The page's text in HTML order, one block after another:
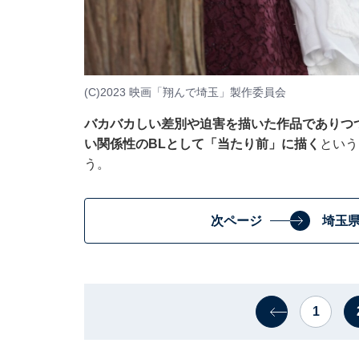
(C)2023 映画「翔んで埼玉」製作委員会
バカバカしい差別や迫害を描いた作品であり
い関係性のBLとして「当たり前」に描く とい
う。
次ページ 埼玉
1